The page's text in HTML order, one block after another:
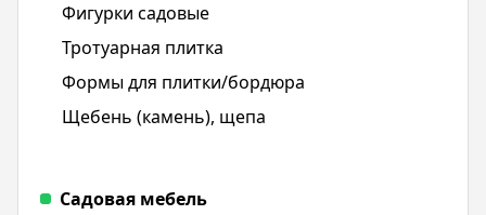
Фигурки садовые
Тротуарная плитка
Формы для плитки/бордюра
Щебень (камень), щепа
Садовая мебель